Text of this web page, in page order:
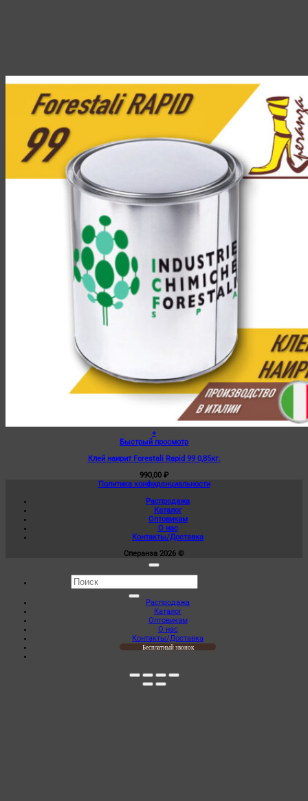
+
Быстрый просмотр
Клей наирит Forestali Rapid 99 0,85кг.
990,00 ₽
Политика конфиденциальности
Распродажа
Каталог
Оптовикам
О нас
Контакты/Доставка
Сперанза 2026 ©
Искать:
Распродажа
Каталог
Оптовикам
О нас
Контакты/Доставка
Бесплатный звонок